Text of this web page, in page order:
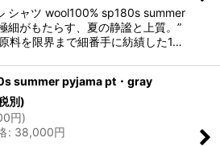
シャツ wool100% sp180s summer
細がもたらす、夏の静謐と上質。”
料を限界まで細番手に紡績した1…
summer pyjama pt・gray
別)
円)
: 38,000円